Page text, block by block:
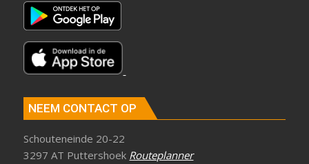
NEEM CONTACT OP
Schouteneinde 20-22
3297 AT Puttershoek Routeplanner